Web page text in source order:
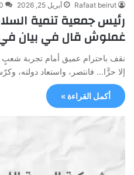
Rafaat beirut أبريل 25, 2026
رئيس جمعية تنمية
غملوش قال في بيان في
نقف باحترام عميق أمام تجربة
إلا حرًّا… فانتصر، واستعاد دولته،
أكمل القراءة »